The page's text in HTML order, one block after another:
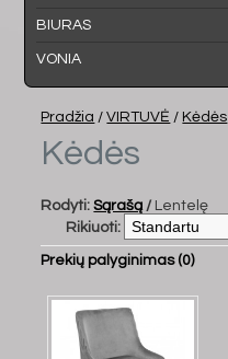
BIURAS
VONIA
Pradžia /VIRTUVĖ / Kėdės
Kėdės
Rodyti: Sąrašą / Lentelę
Rikiuoti:
Prekių palyginimas (0)